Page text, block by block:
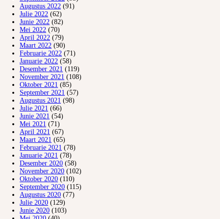
Augustus 2022 (91)
Julie 2022 (62)
Junie 2022 (82)
Mei 2022 (70)
April 2022 (79)
Maart 2022 (90)
Februarie 2022 (71)
Januarie 2022 (58)
Desember 2021 (119)
November 2021 (108)
Oktober 2021 (85)
September 2021 (57)
Augustus 2021 (98)
Julie 2021 (66)
Junie 2021 (54)
Mei 2021 (71)
April 2021 (67)
Maart 2021 (65)
Februarie 2021 (78)
Januarie 2021 (78)
Desember 2020 (58)
November 2020 (102)
Oktober 2020 (110)
September 2020 (115)
Augustus 2020 (77)
Julie 2020 (129)
Junie 2020 (103)